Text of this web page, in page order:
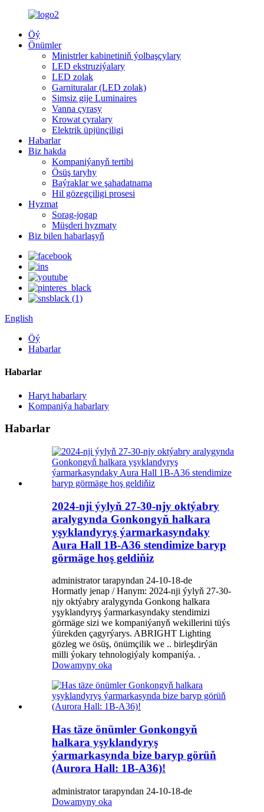
Öý
Önümler
Ministrler kabinetiniň ýolbaşçylary
LED ekstruziýalary
LED zolak
Garnituralar (LED zolak)
Simsiz gije Luminaires
Vanna çyrasy
Krowat çyralary
Elektrik üpjünçiligi
Habarlar
Biz hakda
Kompaniýanyň tertibi
Ösüş taryhy
Baýraklar we şahadatnama
Hil gözegçiligi prosesi
Hyzmat
Sorag-jogap
Müşderi hyzmaty
Biz bilen habarlaşyň
English
Öý
Habarlar
Habarlar
Haryt habarlary
Kompaniýa habarlary
Habarlar
2024-nji ýylyň 27-30-njy oktýabry
aralygynda Gonkongyň halkara
yşyklandyryş ýarmarkasyndaky
Aura Hall 1B-A36 stendimize baryp
görmäge hoş geldiňiz
administrator tarapyndan 24-10-18-de
Hormatly jenap / Hanym: 2024-nji ýylyň 27-30-
njy oktýabry aralygynda Gonkong halkara
yşyklandyryş ýarmarkasyndaky stendimizi
görmäge sizi we kompaniýanyň wekillerini tüýs
ýürekden çagyrýarys. ABRIGHT Lighting
gözleg we ösüş, önümçilik we .. birleşdirýän
milli ýokary tehnologiýaly kompaniýa. .
Dowamyny oka
Has täze önümler Gonkongyň
halkara yşyklandyryş
ýarmarkasynda bize baryp görüň
(Aurora Hall: 1B-A36)!
administrator tarapyndan 24-10-18-de
Dowamyny oka